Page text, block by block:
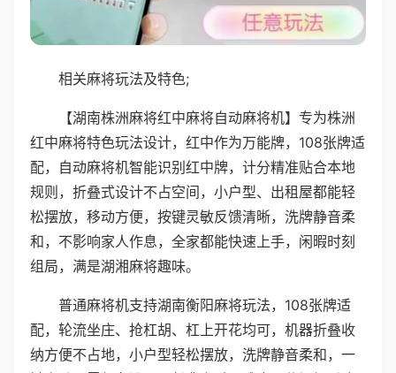
相关麻将玩法及特色;
【湖南株洲麻将红中麻将自动麻将机】专为株洲
红中麻将特色玩法设计，红中作为万能牌，108张牌适
配，自动麻将机智能识别红中牌，计分精准贴合本地
规则，折叠式设计不占空间，小户型、出租屋都能轻
松摆放，移动方便，按键灵敏反馈清晰，洗牌静音柔
和，不影响家人作息，全家都能快速上手，闲暇时刻
组局，满是湖湘麻将趣味。
普通麻将机支持湖南衡阳麻将玩法，108张牌适
配，轮流坐庄、抢杠胡、杠上开花均可，机器折叠收
纳方便不占地，小户型轻松摆放，洗牌静音柔和，一